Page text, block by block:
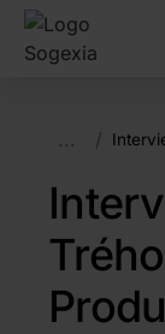
... /